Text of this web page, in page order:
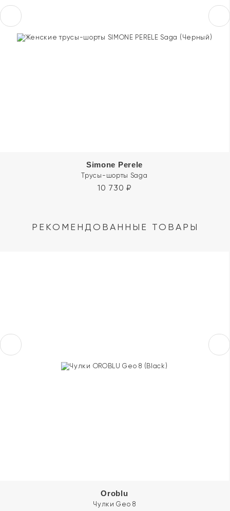
Simone Perele
Трусы-шорты Saga
10 730 ₽
РЕКОМЕНДОВАННЫЕ ТОВАРЫ
Oroblu
Чулки Geo 8